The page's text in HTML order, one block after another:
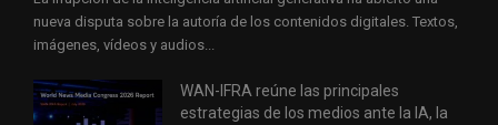
nueva disputa sobre la autoría de los contenidos digitales. Textos,
imágenes, vídeos y audios...
WAN-IFRA reúne las principales
estrategias de los medios ante la IA, la